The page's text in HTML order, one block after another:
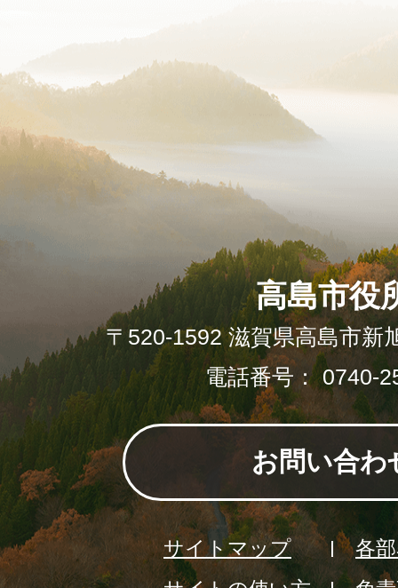
高島市役
〒520-1592 滋賀県高島市新
電話番号： 0740-
お問い合わ
サイトマップ
各